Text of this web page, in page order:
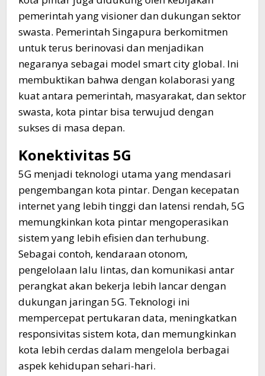
pemerintah yang visioner dan dukungan sektor
swasta. Pemerintah Singapura berkomitmen
untuk terus berinovasi dan menjadikan
negaranya sebagai model smart city global. Ini
membuktikan bahwa dengan kolaborasi yang
kuat antara pemerintah, masyarakat, dan sektor
swasta, kota pintar bisa terwujud dengan
sukses di masa depan.
Konektivitas 5G
5G menjadi teknologi utama yang mendasari
pengembangan kota pintar. Dengan kecepatan
internet yang lebih tinggi dan latensi rendah, 5G
memungkinkan kota pintar mengoperasikan
sistem yang lebih efisien dan terhubung.
Sebagai contoh, kendaraan otonom,
pengelolaan lalu lintas, dan komunikasi antar
perangkat akan bekerja lebih lancar dengan
dukungan jaringan 5G. Teknologi ini
mempercepat pertukaran data, meningkatkan
responsivitas sistem kota, dan memungkinkan
kota lebih cerdas dalam mengelola berbagai
aspek kehidupan sehari-hari.